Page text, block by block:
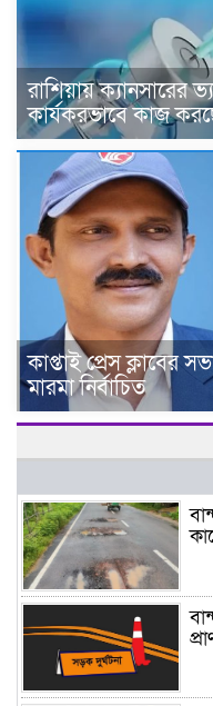
রাশিয়ায় ক্যানসারের
কার্যকরভাবে কাজ
কাপ্তাই প্রেস ক্লাবের
মারমা নির্বাচিত